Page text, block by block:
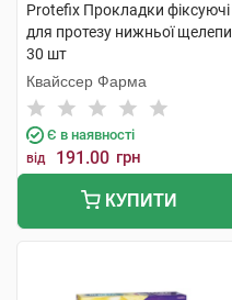
Protefix Прокладки фіксуючі
для протезу нижньої щелепи
30 шт
Квайссер Фарма
Є в наявності
від 191.00 грн
КУПИТИ